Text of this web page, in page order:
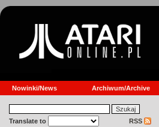
Nowinki/News Archiwum/Archive
Translate to RSS